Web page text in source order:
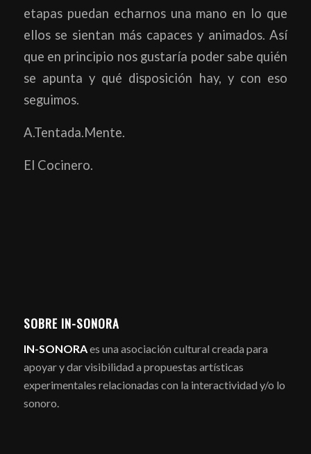
etapas puedan echarnos una mano en lo que
ellos se sientan más capaces y animados. Así
que en principio nos gustaría poder sabe quién
se apunta y qué disposición hay, y con eso
seguimos.
A.Tentada.Mente.
El Cocinero.
SOBRE IN-SONORA
IN-SONORAes una asociación cultural creada para
apoyar y dar visibilidad a propuestas artísticas
experimentales relacionadas con la interactividad y/o lo
sonoro.